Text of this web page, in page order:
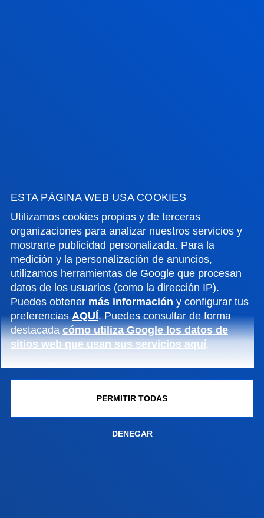
ESTA PÁGINA WEB USA COOKIES
Utilizamos cookies propias y de terceras
organizaciones para analizar nuestros servicios y
mostrarte publicidad personalizada. Para la
medición y la personalización de anuncios,
utilizamos herramientas de Google que procesan
datos de los usuarios (como la dirección IP).
Puedes obtener más información y configurar tus
preferenciasAQUÍ. Puedes consultar de forma
destacadacómo utiliza Google los datos de
sitios web que usan sus servicios aquí.
PERMITIR TODAS
DENEGAR
+34 944 139 000
Contacto
Campus San Sebastián
Conoce el campus
+34 943 326 600
Contacto
Sede Vitoria
Conoce la sede
Contacto